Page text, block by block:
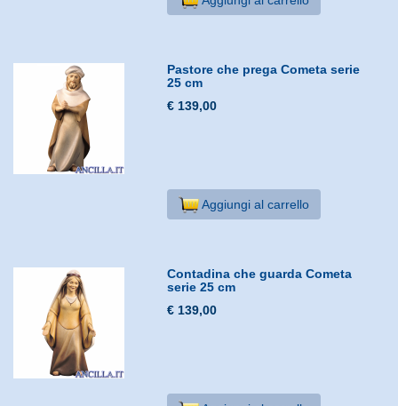
Pastore che prega Cometa serie
25 cm
€ 139,00
Aggiungi al carrello
Contadina che guarda Cometa
serie 25 cm
€ 139,00